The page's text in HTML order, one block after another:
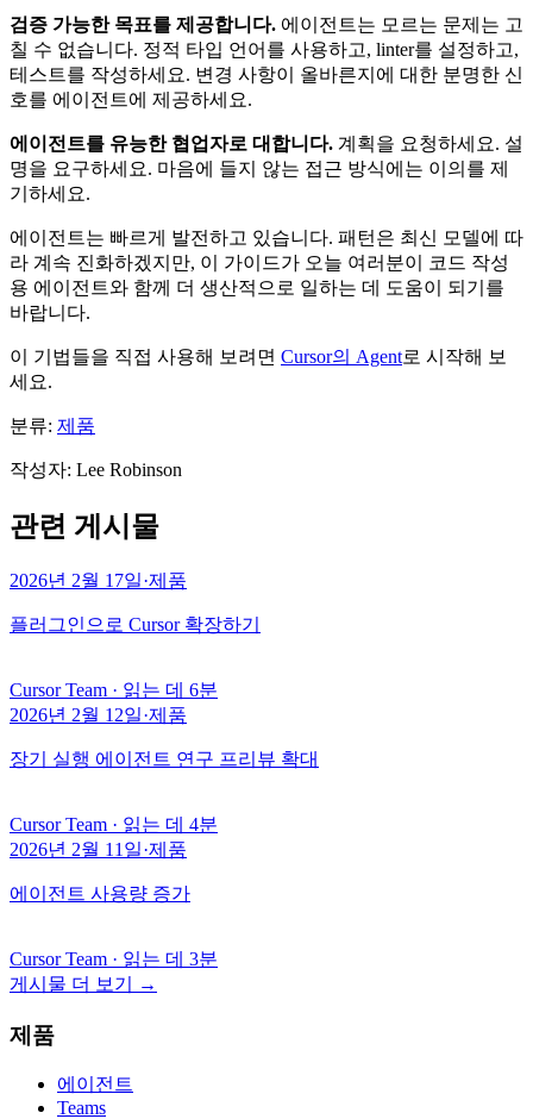
검증 가능한 목표를 제공합니다. 에이전트는 모르는 문제는 고
칠 수 없습니다. 정적 타입 언어를 사용하고, linter를 설정하고,
테스트를 작성하세요. 변경 사항이 올바른지에 대한 분명한 신
호를 에이전트에 제공하세요.
에이전트를 유능한 협업자로 대합니다. 계획을 요청하세요. 설
명을 요구하세요. 마음에 들지 않는 접근 방식에는 이의를 제
기하세요.
에이전트는 빠르게 발전하고 있습니다. 패턴은 최신 모델에 따
라 계속 진화하겠지만, 이 가이드가 오늘 여러분이 코드 작성
용 에이전트와 함께 더 생산적으로 일하는 데 도움이 되기를
바랍니다.
이 기법들을 직접 사용해 보려면 Cursor의 Agent로 시작해 보
세요.
분류: 제품
작성자: Lee Robinson
관련 게시물
2026년 2월 17일·제품
플러그인으로 Cursor 확장하기
Cursor Team · 읽는 데 6분
2026년 2월 12일·제품
장기 실행 에이전트 연구 프리뷰 확대
Cursor Team · 읽는 데 4분
2026년 2월 11일·제품
에이전트 사용량 증가
Cursor Team · 읽는 데 3분
게시물 더 보기
→
제품
에이전트
Teams